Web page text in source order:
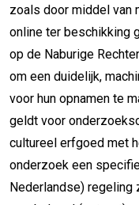
zoals door middel van
online ter beschikking
op de Naburige
om een duidelijk,
voor hun opnamen te
geldt voor
cultureel erfgoed met
onderzoek een
Nederlandse)